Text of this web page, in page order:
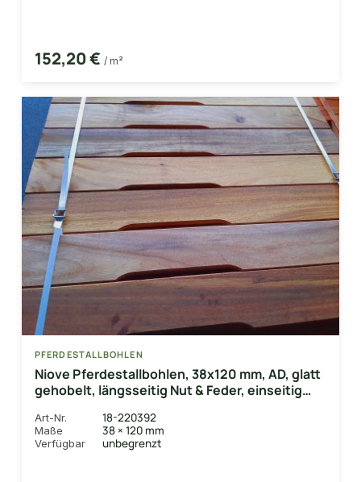
152,20 € / m²
PFERDESTALLBOHLEN
Niove Pferdestallbohlen, 38x120 mm, AD, glatt
gehobelt, längsseitig Nut & Feder, einseitig
Art-Nr. 18-220392
Maße 38 × 120 mm
Verfügbar unbegrenzt